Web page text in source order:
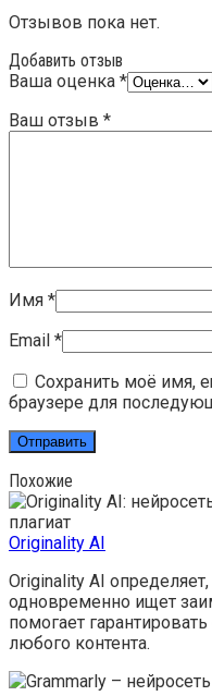
Отзывов пока нет.
Добавить отзыв
Ваша оценка *
Ваш отзыв *
Имя *
Email *
Сохранить моё имя,
браузере для
Похожие
Originality AI
Originality AI
одновременно ищет
помогает
любого контента.